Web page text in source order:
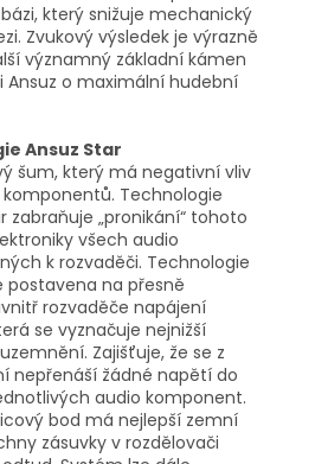
který snižuje mechanický
Zvukový výsledek je výrazně
významný základní kámen
Ansuz o maximální hudební
Ansuz Star
šum, který má negativní vliv
Technologie
zabraňuje „pronikání“ tohoto
všech audio
k rozvaděči. Technologie
postavena na přesně
rozvaděče napájení
se vyznačuje nejnižší
Zajišťuje, že se z
nepřenáší žádné napětí do
audio komponent.
bod má nejlepší zemní
zásuvky v rozdělovači